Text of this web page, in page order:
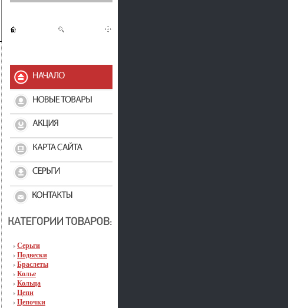
Серьги
Подвески
Браслеты
Колье
Кольца
Цепи
Цепочки